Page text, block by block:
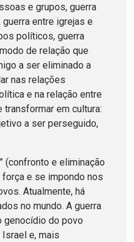
e grupos, guerra
entre igrejas e
políticos, guerra
de relação que
a ser eliminado a
nas relações
e na relação entre
em cultura:
a ser perseguido,
e eliminação
e se impondo nos
Atualmente, há
no mundo. A guerra
genocídio do povo
e, mais